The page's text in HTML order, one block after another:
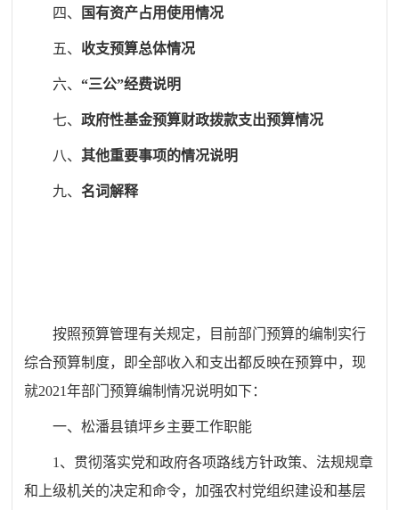
四、 国有资产占用使用情况
五、 收支预算总体情况
六、“三公”经费说明
七、政府性基金预算财政拨款支出预算情况
八、其他重要事项的情况说明
九、名词解释
按照预算管理有关规定，目前部门预算的编制实行
综合预算制度，即全部收入和支出都反映在预算中，现
就2021年部门预算编制情况说明如下：
一、松潘县镇坪乡主要工作职能
1、贯彻落实党和政府各项路线方针政策、法规规章
和上级机关的决定和命令，加强农村党组织建设和基层